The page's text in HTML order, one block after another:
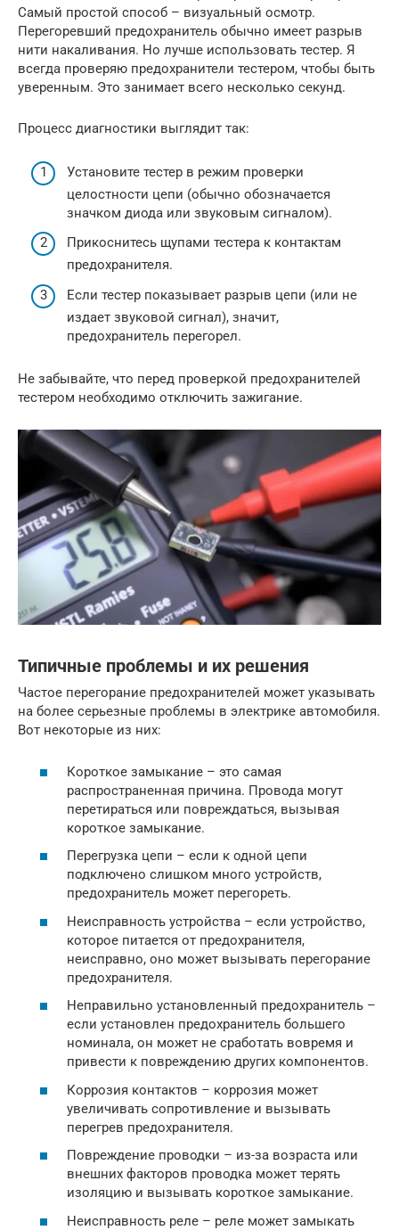
Самый простой способ – визуальный осмотр.
Перегоревший предохранитель обычно имеет разрыв
нити накаливания. Но лучше использовать тестер. Я
всегда проверяю предохранители тестером, чтобы быть
уверенным. Это занимает всего несколько секунд.
Процесс диагностики выглядит так:
Установите тестер в режим проверки
целостности цепи (обычно обозначается
значком диода или звуковым сигналом).
Прикоснитесь щупами тестера к контактам
предохранителя.
Если тестер показывает разрыв цепи (или не
издает звуковой сигнал), значит,
предохранитель перегорел.
Не забывайте, что перед проверкой предохранителей
тестером необходимо отключить зажигание.
Типичные проблемы и их решения
Частое перегорание предохранителей может указывать
на более серьезные проблемы в электрике автомобиля.
Вот некоторые из них:
Короткое замыкание – это самая
распространенная причина. Провода могут
перетираться или повреждаться, вызывая
короткое замыкание.
Перегрузка цепи – если к одной цепи
подключено слишком много устройств,
предохранитель может перегореть.
Неисправность устройства – если устройство,
которое питается от предохранителя,
неисправно, оно может вызывать перегорание
предохранителя.
Неправильно установленный предохранитель –
если установлен предохранитель большего
номинала, он может не сработать вовремя и
привести к повреждению других компонентов.
Коррозия контактов – коррозия может
увеличивать сопротивление и вызывать
перегрев предохранителя.
Повреждение проводки – из-за возраста или
внешних факторов проводка может терять
изоляцию и вызывать короткое замыкание.
Неисправность реле – реле может замыкать